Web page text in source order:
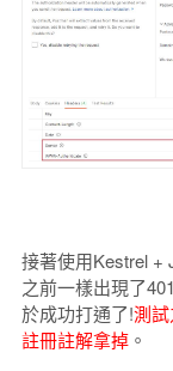
接著使用Kestrel +
之前一樣出現了
於成功打通了!測
註冊註解拿掉。